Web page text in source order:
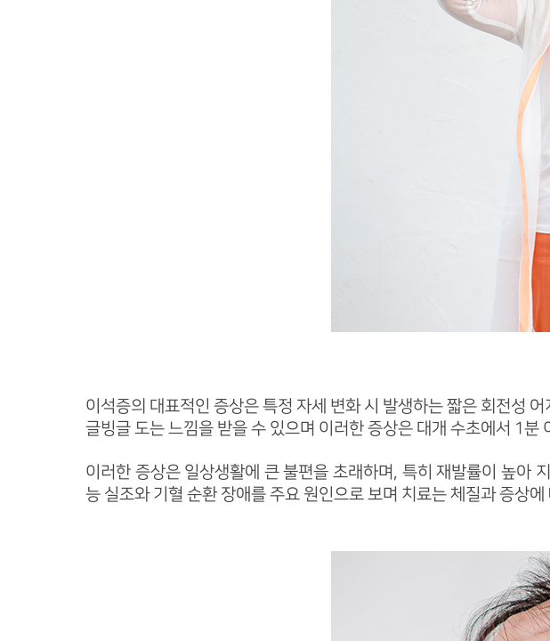
이석증의 대표적인 증상은 특정 자세 변화 시 발생하는 짧은 회전성
글빙글 도는 느낌을 받을 수 있으며 이러한 증상은 대개 수초에서 1
이러한 증상은 일상생활에 큰 불편을 초래하며, 특히 재발률이 높아
능 실조와 기혈 순환 장애를 주요 원인으로 보며 치료는 체질과 증상